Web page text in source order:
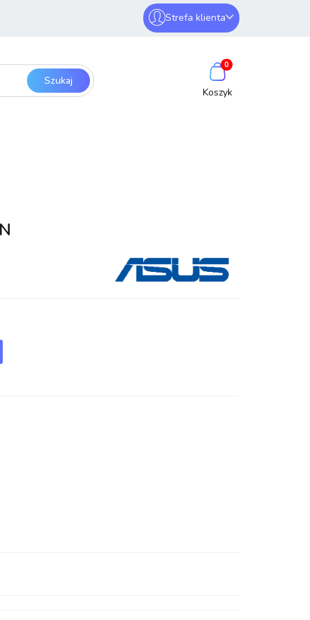
Strefa klienta
Zaloguj się
Zarejestruj się
Dodaj zgłoszenie
0